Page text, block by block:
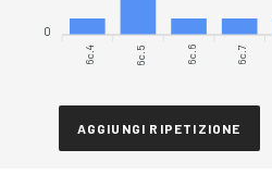
0
6c.4 6c.5 6c.6 6c.7
AGGIUNGI RIPETIZIONE